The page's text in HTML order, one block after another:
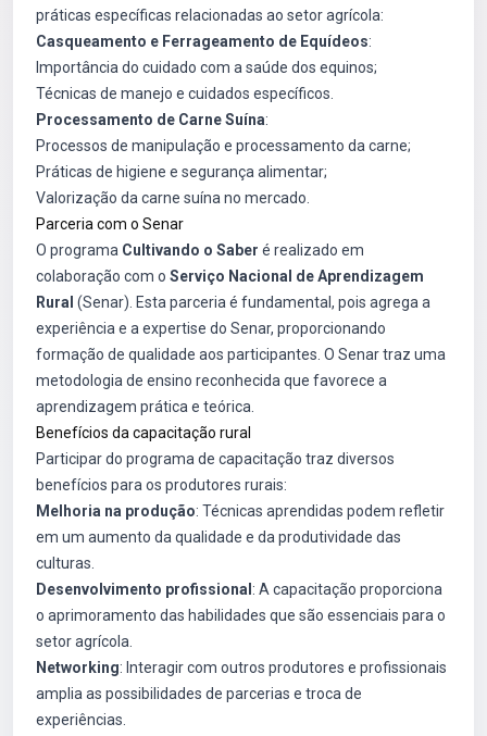
práticas específicas relacionadas ao setor agrícola:
Casqueamento e Ferrageamento de Equídeos:
Importância do cuidado com a saúde dos equinos;
Técnicas de manejo e cuidados específicos.
Processamento de Carne Suína:
Processos de manipulação e processamento da carne;
Práticas de higiene e segurança alimentar;
Valorização da carne suína no mercado.
Parceria com o Senar
O programa Cultivando o Saber é realizado em
colaboração com o Serviço Nacional de Aprendizagem
Rural (Senar). Esta parceria é fundamental, pois agrega a
experiência e a expertise do Senar, proporcionando
formação de qualidade aos participantes. O Senar traz uma
metodologia de ensino reconhecida que favorece a
aprendizagem prática e teórica.
Benefícios da capacitação rural
Participar do programa de capacitação traz diversos
benefícios para os produtores rurais:
Melhoria na produção: Técnicas aprendidas podem refletir
em um aumento da qualidade e da produtividade das
culturas.
Desenvolvimento profissional : A capacitação proporciona
o aprimoramento das habilidades que são essenciais para o
setor agrícola.
Networking: Interagir com outros produtores e profissionais
amplia as possibilidades de parcerias e troca de
experiências.